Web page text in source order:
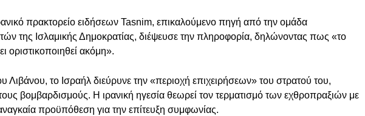
πρακτορείο ειδήσεων Tasnim, επικαλούμενο πηγή από την ομάδα
της Ισλαμικής Δημοκρατίας, διέψευσε την πληροφορία, δηλώνοντας πως «το
οριστικοποιηθεί ακόμη».
Λιβάνου, το Ισραήλ διεύρυνε την «περιοχή επιχειρήσεων» του στρατού του,
βομβαρδισμούς. Η ιρανική ηγεσία θεωρεί τον τερματισμό των εχθροπραξιών με
προϋπόθεση για την επίτευξη συμφωνίας.